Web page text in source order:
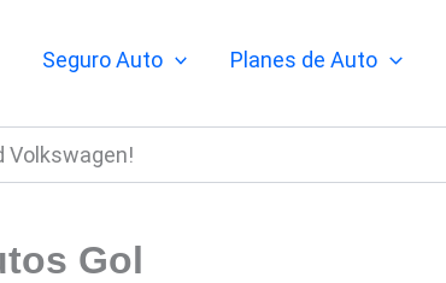
Seguro Auto Planes de Auto
Volkswagen!
Gol